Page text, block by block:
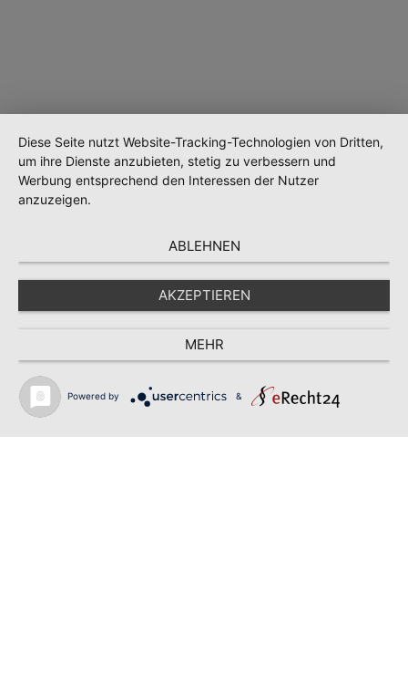
Wird geladen …
Diese Seite nutzt Website-Tracking-Technologien von Dritten,
um ihre Dienste anzubieten, stetig zu verbessern und
Werbung entsprechend den Interessen der Nutzer
anzuzeigen.
ABLEHNEN
AKZEPTIEREN
MEHR
Powered by &